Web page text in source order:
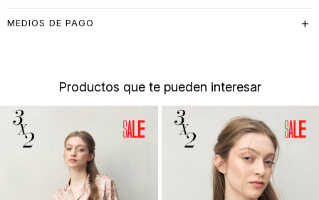
MEDIOS DE PAGO
Productos que te pueden interesar